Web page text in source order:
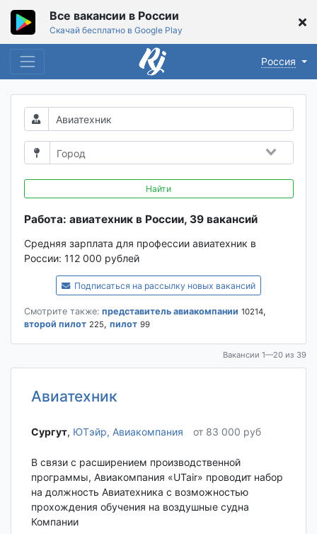
Все вакансии в России
Скачай бесплатно в Google Play
Россия
Найти
Работа: авиатехник в России, 39 вакансий
Средняя зарплата для профессии авиатехник в
России: 112 000 рублей
Подписаться на рассылку новых вакансий
Смотрите также: представитель авиакомпании 10214,
второй пилот 225, пилот 99
Вакансии 1—20 из 39
Авиатехник
Сургут‎, ЮТэйр, Авиакомпания от 83 000 руб
В связи с расширением производственной
программы, Авиакомпания «UTair» проводит набор
на должность Авиатехника с возможностью
прохождения обучения на воздушные судна
Компании